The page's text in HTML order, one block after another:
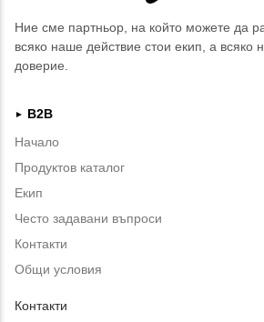
Ние сме партньор, на който можете да
всяко наше действие стои екип, а всяко
доверие.
►
B2B
Начало
Продуктов каталог
Екип
Често задавани въпроси
Контакти
Общи условия
Контакти